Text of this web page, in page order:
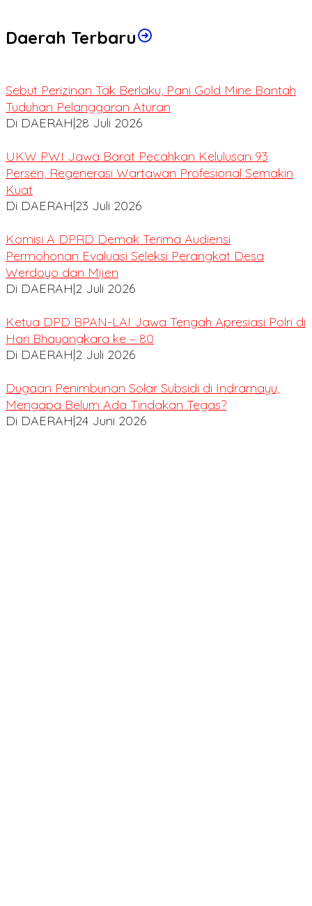
Daerah Terbaru
Sebut Perizinan Tak Berlaku, Pani Gold Mine Bantah
Tuduhan Pelanggaran Aturan
Di DAERAH|28 Juli 2026
UKW PWI Jawa Barat Pecahkan Kelulusan 93
Persen, Regenerasi Wartawan Profesional Semakin
Kuat
Di DAERAH|23 Juli 2026
Komisi A DPRD Demak Terima Audiensi
Permohonan Evaluasi Seleksi Perangkat Desa
Werdoyo dan Mijen
Di DAERAH|2 Juli 2026
Ketua DPD BPAN-LAI Jawa Tengah Apresiasi Polri di
Hari Bhayangkara ke – 80
Di DAERAH|2 Juli 2026
Dugaan Penimbunan Solar Subsidi di Indramayu,
Mengapa Belum Ada Tindakan Tegas?
Di DAERAH|24 Juni 2026